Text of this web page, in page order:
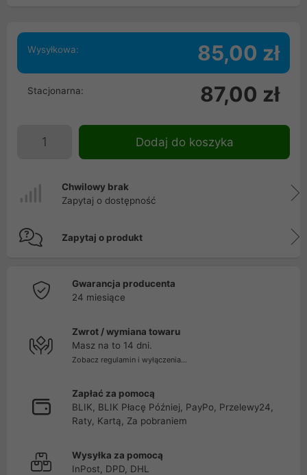
Wysyłkowa: 85,00 zł
Stacjonarna: 87,00 zł
Dodaj do koszyka
Chwilowy brak
Zapytaj o dostępność
Zapytaj o produkt
Gwarancja producenta
24 miesiące
Zwrot / wymiana towaru
Masz na to 14 dni.
Zobacz regulamin i wyłączenia...
Zapłać za pomocą
BLIK, BLIK Płacę Później, PayPo, Przelewy24,
Raty, Kartą, Za pobraniem
Wysyłka za pomocą
InPost, DPD, DHL